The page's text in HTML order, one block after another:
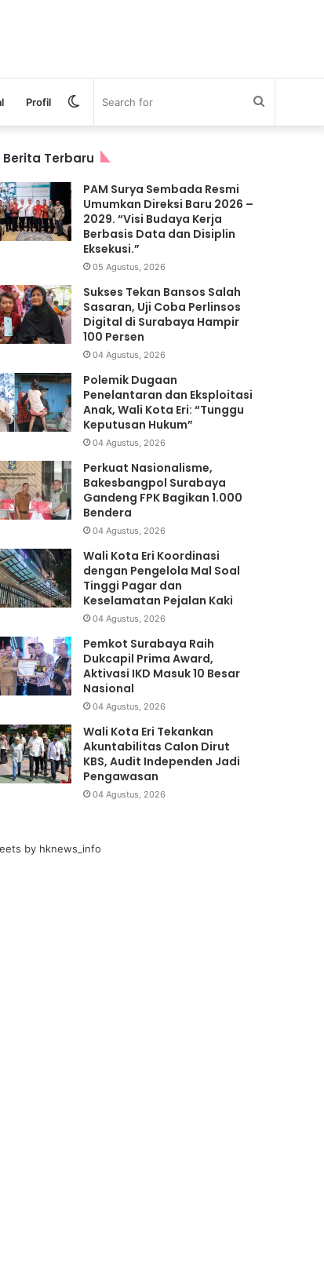
Profil Search
Switch
skin
Berita Terbaru
PAM Surya Sembada Resmi
Umumkan Direksi Baru 2026 –
2029. “Visi Budaya Kerja
Berbasis Data dan Disiplin
Eksekusi.”
05 Agustus, 2026
Sukses Tekan Bansos Salah
Sasaran, Uji Coba Perlinsos
Digital di Surabaya Hampir
100 Persen
04 Agustus, 2026
Polemik Dugaan
Penelantaran dan Eksploitasi
Anak, Wali Kota Eri: “Tunggu
Keputusan Hukum”
04 Agustus, 2026
Perkuat Nasionalisme,
Bakesbangpol Surabaya
Gandeng FPK Bagikan 1.000
Bendera
04 Agustus, 2026
Wali Kota Eri Koordinasi
dengan Pengelola Mal Soal
Tinggi Pagar dan
Keselamatan Pejalan Kaki
04 Agustus, 2026
Pemkot Surabaya Raih
Dukcapil Prima Award,
Aktivasi IKD Masuk 10 Besar
Nasional
04 Agustus, 2026
Wali Kota Eri Tekankan
Akuntabilitas Calon Dirut
KBS, Audit Independen Jadi
Pengawasan
04 Agustus, 2026
by hknews_info